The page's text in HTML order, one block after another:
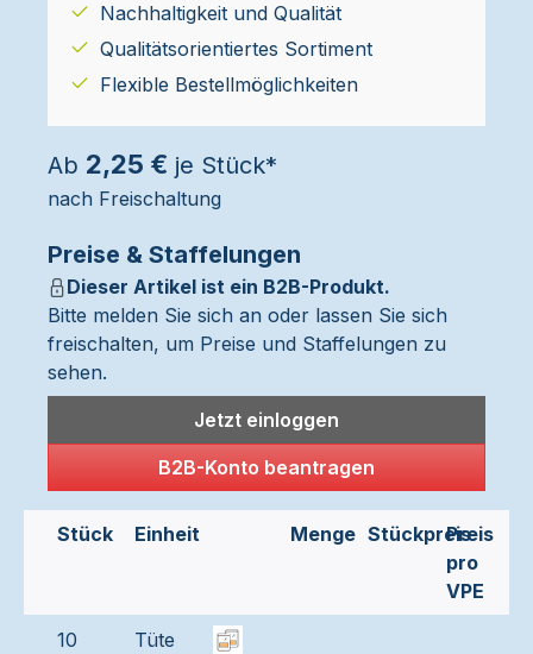
Nachhaltigkeit und Qualität
Qualitätsorientiertes Sortiment
Flexible Bestellmöglichkeiten
Ab 2,25 € je Stück*
nach Freischaltung
Preise & Staffelungen
Dieser Artikel ist ein B2B-Produkt.
Bitte melden Sie sich an oder lassen Sie sich
freischalten, um Preise und Staffelungen zu
sehen.
Jetzt einloggen
B2B-Konto beantragen
Stück Einheit Menge StückpreisPreis
pro
VPE
10 Tüte